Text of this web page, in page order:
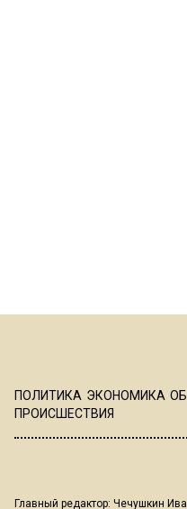
ПОЛИТИКА ЭКОНОМИКА
ПРОИСШЕСТВИЯ
Главный редактор: Чечушкин